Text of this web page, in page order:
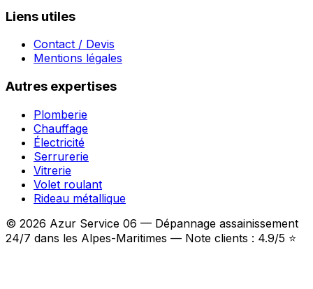
Liens utiles
Contact / Devis
Mentions légales
Autres expertises
Plomberie
Chauffage
Électricité
Serrurerie
Vitrerie
Volet roulant
Rideau métallique
© 2026 Azur Service 06 — Dépannage assainissement
24/7 dans les Alpes-Maritimes — Note clients : 4.9/5 ⭐